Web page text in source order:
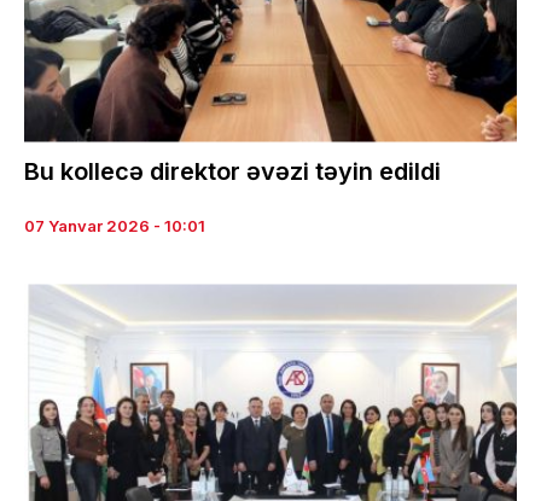
Bu kollecə direktor əvəzi təyin edildi
07 Yanvar 2026 - 10:01